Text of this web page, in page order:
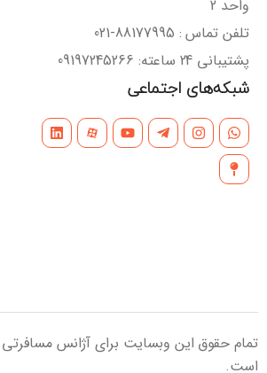
واحد 2
تلفن تماس : 88177995-021
پشتیبانی 24 ساعته: 09197245266
شبکه‌های اجتماعی
تمام حقوق این وبسایت برای آژانس
است.